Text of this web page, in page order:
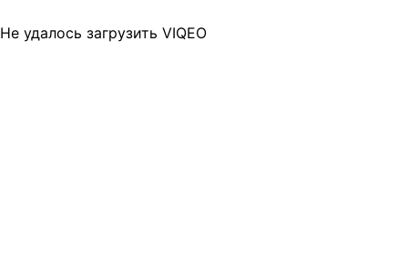
Не удалось загрузить VIQEO